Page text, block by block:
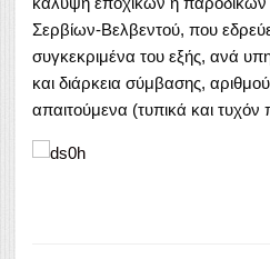
Σερβίων-Βελβεντού, που
συγκεκριμένα του εξής, ανά
και διάρκεια σύμβασης,
απαιτούμενα (τυπικά και